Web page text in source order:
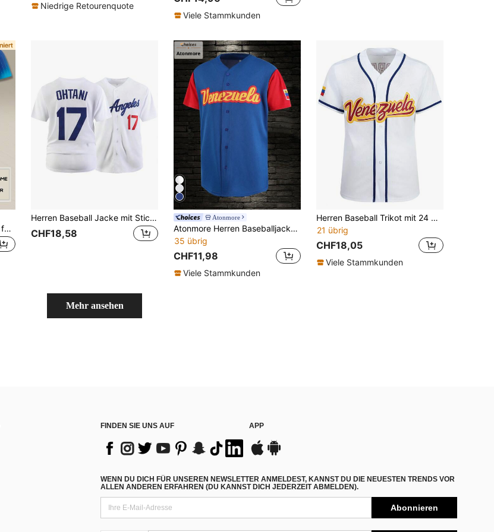
Niedrige Retourenquote
Viele Stammkunden
Anpassbares Baseball-Trikot für Herren mit Name & Nummer, Muster, lässig, Outdoor-Sport, individueller Stil, XS-2XL
Herren Baseball Jacke mit Stickerei, #17 Weißes Lässig V-Ausschnitt Knopf Kurzarm T-Shirt, Party & Sportbekleidung
CHF18,58
Atonmore
Atonmore Herren Baseballjacke Nr. 13 in Blau, lässiges Sportshirt mit Knopfstickerei, Trainings- und Spielbekleidung für den Frühling
35 übrig
CHF11,98
Viele Stammkunden
Herren Baseball Trikot mit 24 weißen Knöpfen, bestickte Sportjacke und lässiges Trainings T-Shirt
21 übrig
CHF18,05
Viele Stammkunden
Mehr ansehen
FINDEN SIE UNS AUF APP
WENN DU DICH FÜR UNSEREN NEWSLETTER ANMELDEST, KANNST DU DIE NEUESTEN TRENDS VOR
ALLEN ANDEREN ERFAHREN (DU KANNST DICH JEDERZEIT ABMELDEN).
Abonnieren